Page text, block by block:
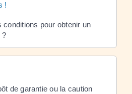
!
conditions pour obtenir un
?
de garantie ou la caution